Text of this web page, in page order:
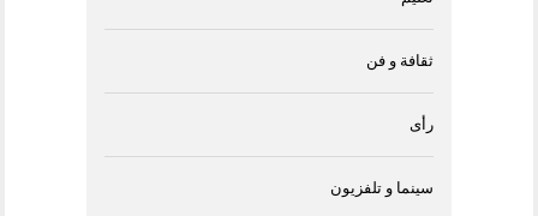
ثقافة و فن
رأى
سينما و تلفزيون